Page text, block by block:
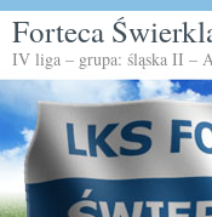
Forteca
IV liga – grupa: śląska II –